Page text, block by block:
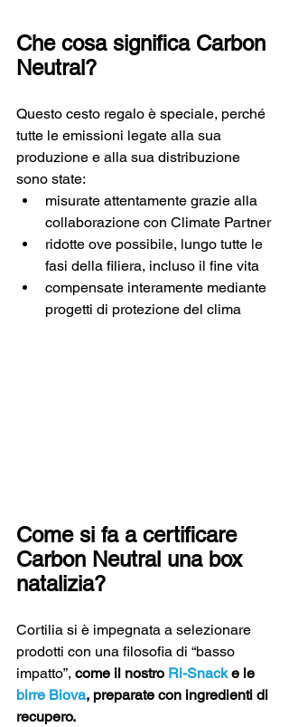
Che cosa significa Carbon
Neutral?
Questo cesto regalo è speciale, perché
tutte le emissioni legate alla sua
produzione e alla sua distribuzione
sono state:
misurate attentamente grazie alla
collaborazione con Climate Partner
ridotte ove possibile, lungo tutte le
fasi della filiera, incluso il fine vita
compensate interamente mediante
progetti di protezione del clima
Come si fa a certificare
Carbon Neutral una box
natalizia?
Cortilia si è impegnata a selezionare
prodotti con una filosofia di “basso
impatto”, come il nostro Ri-Snack e le
birre Biova, preparate con ingredienti di
recupero.